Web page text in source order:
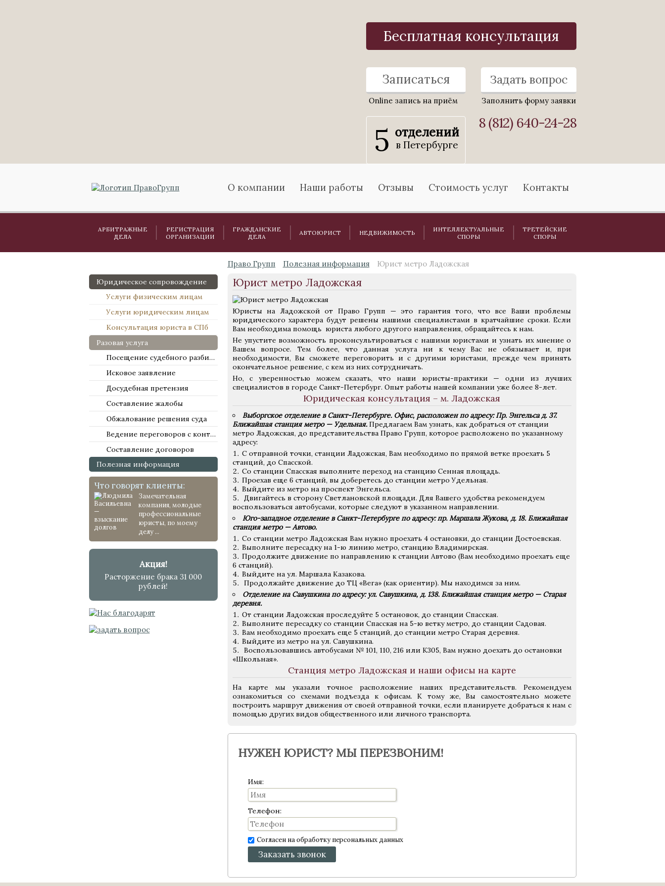
Бесплатная консультация
Записаться
Online запись на приём
Задать вопрос
Заполнить форму заявки
5 отделений
в Петербурге
8 (812) 640-24-28
О компании Наши работы Отзывы Стоимость услуг Контакты
АРБИТРАЖНЫЕ
ДЕЛА
РЕГИСТРАЦИЯ
ОРГАНИЗАЦИИ
ГРАЖДАНСКИЕ
ДЕЛА
АВТОЮРИСТ НЕДВИЖИМОСТЬ
ИНТЕЛЛЕКТУАЛЬНЫЕ
СПОРЫ
ТРЕТЕЙСКИЕ
СПОРЫ
Юридическое сопровождение
Услуги физическим лицам
Услуги юридическим лицам
Консультация юриста в СПб
Разовая услуга
Посещение судебного разбирательства
Исковое заявление
Досудебная претензия
Составление жалобы
Обжалование решения суда
Ведение переговоров с контрагентами
Составление договоров
Полезная информация
Что говорят клиенты:
Замечательная
компания, молодые
профессиональные
юристы, по моему
делу ...
Акция!
Расторжение брака 31 000
рублей!
Право Групп Полезная информация Юрист метро Ладожская
Юрист метро Ладожская
Юристы на Ладожской от Право Групп — это гарантия того, что все Ваши проблемы
юридического характера будут решены нашими специалистами в кратчайшие сроки. Если
Вам необходима помощь юриста любого другого направления, обращайтесь к нам.
Не упустите возможность проконсультироваться с нашими юристами и узнать их мнение о
Вашем вопросе. Тем более, что данная услуга ни к чему Вас не обязывает и, при
необходимости, Вы сможете переговорить и с другими юристами, прежде чем принять
окончательное решение, с кем из них сотрудничать.
Но, с уверенностью можем сказать, что наши юристы-практики — одни из лучших
специалистов в городе Санкт-Петербург. Опыт работы нашей компании уже более 8-лет.
Юридическая консультация – м. Ладожская
Выборгское отделение в Санкт-Петербурге. Офис, расположен по адресу: Пр. Энгельса д. 37.
Ближайшая станция метро — Удельная.Предлагаем Вам узнать, как добраться от станции
метро Ладожская, до представительства Право Групп, которое расположено по указанному
адресу:
С отправной точки, станции Ладожская, Вам необходимо по прямой ветке проехать 5
станций, до Спасской.
Со станции Спасская выполните переход на станцию Сенная площадь.
Проехав еще 6 станций, вы доберетесь до станции метро Удельная.
Выйдите из метро на проспект Энгельса.
Двигайтесь в сторону Светлановской площади. Для Вашего удобства рекомендуем
воспользоваться автобусами, которые следуют в указанном направлении.
Юго-западное отделение в Санкт-Петербурге по адресу: пр. Маршала Жукова, д. 18. Ближайшая
станция метро — Автово.
Со станции метро Ладожская Вам нужно проехать 4 остановки, до станции Достоевская.
Выполните пересадку на 1-ю линию метро, станцию Владимирская.
Продолжите движение по направлению к станции Автово (Вам необходимо проехать еще
6 станций).
Выйдите на ул. Маршала Казакова.
Продолжайте движение до ТЦ «Вега» (как ориентир). Мы находимся за ним.
Отделение на Савушкина по адресу: ул. Савушкина, д. 138. Ближайшая станция метро — Старая
деревня.
От станции Ладожская проследуйте 5 остановок, до станции Спасская.
Выполните пересадку со станции Спасская на 5-ю ветку метро, до станции Садовая.
Вам необходимо проехать еще 5 станций, до станции метро Старая деревня.
Выйдите из метро на ул. Савушкина.
Воспользовавшись автобусами № 101, 110, 216 или К305, Вам нужно доехать до остановки
«Школьная».
Станция метро Ладожская и наши офисы на карте
На карте мы указали точное расположение наших представительств. Рекомендуем
ознакомиться со схемами подъезда к офисам. К тому же, Вы самостоятельно можете
построить маршрут движения от своей отправной точки, если планируете добраться к нам с
помощью других видов общественного или личного транспорта.
НУЖЕН ЮРИСТ? МЫ ПЕРЕЗВОНИМ!
Имя:
Телефон:
Согласен на обработку персональных данных
Заказать звонок